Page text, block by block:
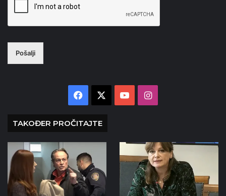
Pošalji
Facebook YouTubeInstagram
TAKOĐER PROČITAJTE